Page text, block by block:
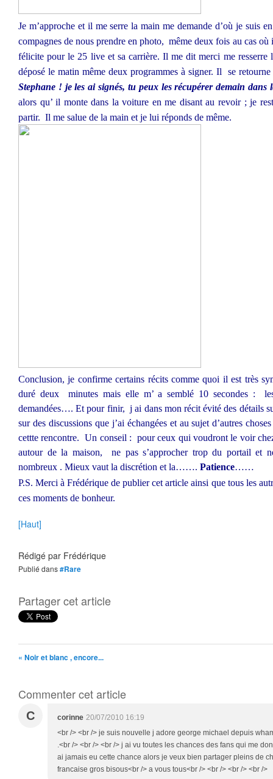
Je m’approche et il me serre la main me demande d’où je suis
compagnes de nous prendre en photo, même deux fois au cas où
félicite pour le 25 live et sa carrière. Il me dit merci me resserre
déposé le matin même deux programmes à signer. Il
se
Stephane ! je les ai signés, tu peux les récupérer demain dans
alors qu’ il monte dans la voiture en me disant au revoir ; je
partir. Il me salue de la main et je lui réponds de même.
Conclusion, je confirme certains récits comme quoi il est très
duré deux
minutes mais elle m’ a semblé 10 secondes :
demandées…. Et pour finir, j ai dans mon récit évité des détails
sur des discussions que j’ai échangées et au sujet d’autres
cettte rencontre. Un conseil : pour ceux qui voudront le voir
autour de la maison,
ne pas s’approcher trop du portail et
nombreux . Mieux vaut la discrétion et la……. Patience……
P.S. Merci à Frédérique de publier cet article ainsi que tous les
ces moments de bonheur.
[Haut]
Rédigé par Frédérique
Publié dans#Rare
Partager cet article
« Noir et blanc , encore...
Commenter cet article
C corinne 20/07/2010 16:19
<br /> <br /> je suis nouvelle j adore george michael depuis
.<br /> <br /> <br /> j ai vu toutes les chances des fans qui me
ai jamais eu cette chance alors je veux bien partager pleins de
francaise gros bisous<br /> a vous tous<br /> <br /> <br /> <br />